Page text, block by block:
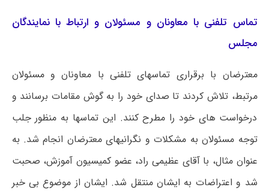
تماس تلفنی با معاونان و مسئولان و ارتباط با نمایندگان
مجلس
معترضان با برقراری تماسهای تلفنی با معاونان و مسئولان
مرتبط، تلاش کردند تا صدای خود را به گوش مقامات برسانند و
درخواست های خود را مطرح کنند. این تماسها به منظور جلب
توجه مسئولان به مشکلات و نگرانیهای معترضان انجام شد. به
عنوان مثال، با آقای عظیمی راد، عضو کمیسیون آموزش، صحبت
شد و اعتراضات به ایشان منتقل شد. ایشان از موضوع بی خبر